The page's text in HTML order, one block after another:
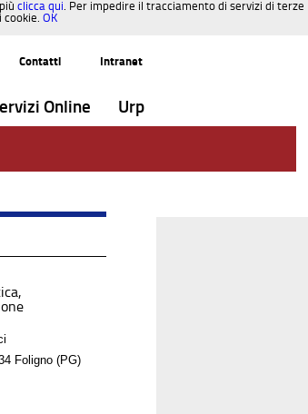
clicca qui. Per impedire il tracciamento di servizi di terze
cookie. OK
Contatti Intranet
Online Urp
Foligno (PG)